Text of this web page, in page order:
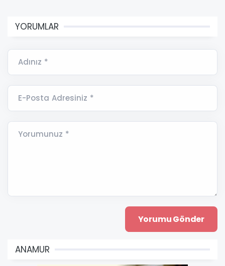
YORUMLAR
Adınız *
E-Posta Adresiniz *
Yorumunuz *
ANAMUR